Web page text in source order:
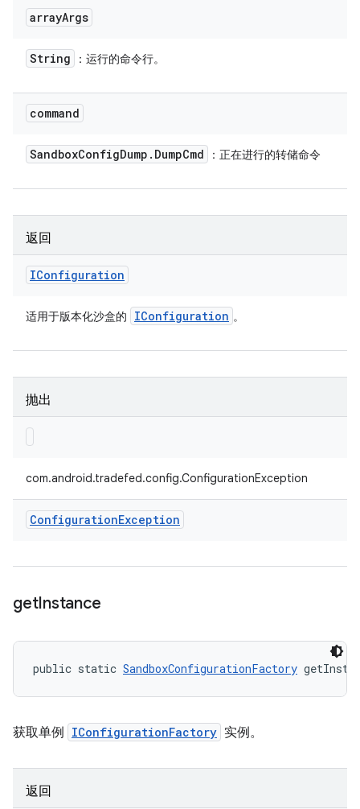
arrayArgs
String ：运行的命令行。
command
SandboxConfigDump . DumpCmd ：正在进行的转储命令
返回
IConfiguration
适用于版本化沙盒的 IConfiguration 。
抛出
com.android.tradefed.config.ConfigurationException
ConfigurationException
getInstance
public static SandboxConfigurationFactory
获取单例 IConfigurationFactory 实例。
返回